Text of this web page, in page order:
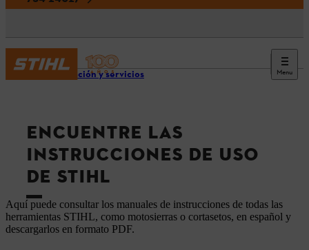
Menu
Información y servicios
ENCUENTRE LAS
INSTRUCCIONES DE USO
DE STIHL
Aquí puede consultar los manuales de instrucciones de todas las
herramientas STIHL, como motosierras o cortasetos, en español y
descargarlos en formato PDF.